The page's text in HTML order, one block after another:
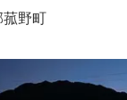
つ星の「なにわ
よる二八蕎麦を
む店を実現しま
野町